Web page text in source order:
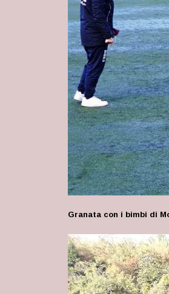
Granata con i bimbi di